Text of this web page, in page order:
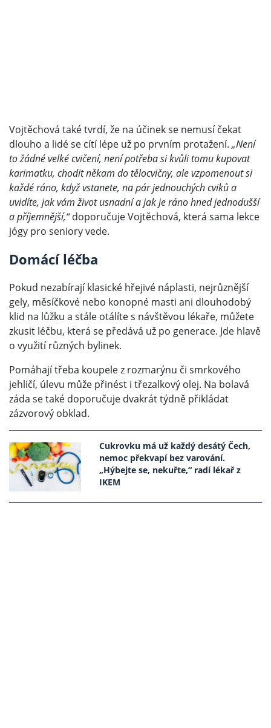
Vojtěchová také tvrdí, že na účinek se nemusí čekat
dlouho a lidé se cítí lépe už po prvním protažení. „Není
to žádné velké cvičení, není potřeba si kvůli tomu kupovat
karimatku, chodit někam do tělocvičny, ale vzpomenout si
každé ráno, když vstanete, na pár jednouchých cviků a
uvidíte, jak vám život usnadní a jak je ráno hned jednodušší
a příjemnější,“doporučuje Vojtěchová, která sama lekce
jógy pro seniory vede.
Domácí léčba
Pokud nezabírají klasické hřejivé náplasti, nejrůznější
gely, měsíčkové nebo konopné masti ani dlouhodobý
klid na lůžku a stále otálíte s návštěvou lékaře, můžete
zkusit léčbu, která se předává už po generace. Jde hlavě
o využití různých bylinek.
Pomáhají třeba koupele z rozmarýnu či smrkového
jehličí, úlevu může přinést i třezalkový olej. Na bolavá
záda se také doporučuje dvakrát týdně přikládat
zázvorový obklad.
Cukrovku má už každý desátý Čech,
nemoc překvapí bez varování.
„Hýbejte se, nekuřte,“ radí lékař z
IKEM